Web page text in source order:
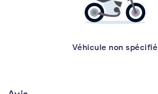
Véhicule non spécifié